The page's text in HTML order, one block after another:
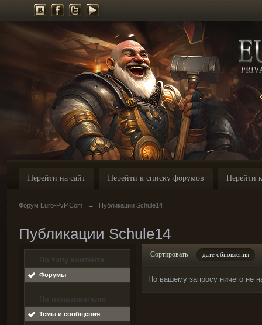
Перейти на сайт Перейти к списку форумов Перейти
Форум Euro-PvP.Com → Публикации Schule14
Публикации Schule14
По типу контента
Форумы
По пользователю
Темы и сообщения
Сортировать дате обновления
По вашему запросу ничего не